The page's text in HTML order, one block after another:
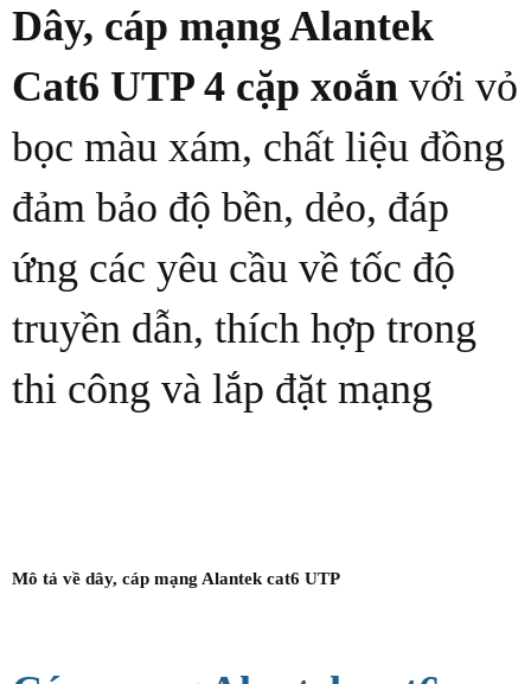
Dây, cáp mạng Alantek
Cat6 UTP 4 cặp xoắn với vỏ
bọc màu xám, chất liệu đồng
đảm bảo độ bền, dẻo, đáp
ứng các yêu cầu về tốc độ
truyền dẫn, thích hợp trong
thi công và lắp đặt mạng
Mô tả về dây, cáp mạng Alantek cat6 UTP